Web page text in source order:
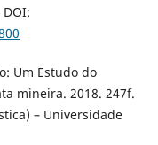
Um Estudo do
mineira. 2018. 247f.
– Universidade